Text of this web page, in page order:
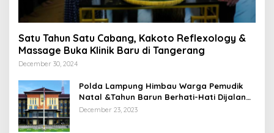
Satu Tahun Satu Cabang, Kakoto Reflexology &
Massage Buka Klinik Baru di Tangerang
December 30, 2024
Polda Lampung Himbau Warga Pemudik
Natal &Tahun Barun Berhati-Hati Dijalan
Saat Melintas di -Titik Rawan Kecelakaan
December 23, 2023